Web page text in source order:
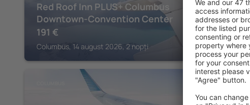
Red Roof Inn PLUS+ Columbus
Downtown-Convention Center
191 €
Columbus, 14 august 2026, 2 nopți